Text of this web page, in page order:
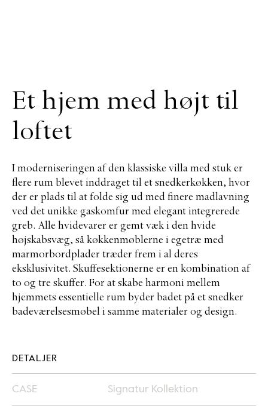
Et hjem med højt til
loftet
I moderniseringen af den klassiske villa med stuk er
flere rum blevet inddraget til et snedkerkøkken, hvor
der er plads til at folde sig ud med finere madlavning
ved det unikke gaskomfur med elegant integrerede
greb. Alle hvidevarer er gemt væk i den hvide
højskabsvæg, så køkkenmøblerne i egetræ med
marmorbordplader træder frem i al deres
eksklusivitet. Skuffesektionerne er en kombination af
to og tre skuffer. For at skabe harmoni mellem
hjemmets essentielle rum byder badet på et snedker
badeværelsesmøbel i samme materialer og design.
DETALJER
CASE Signatur Kollektion